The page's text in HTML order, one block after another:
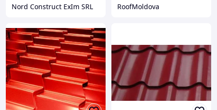
Nord Construct ExIm SRL RoofMoldova